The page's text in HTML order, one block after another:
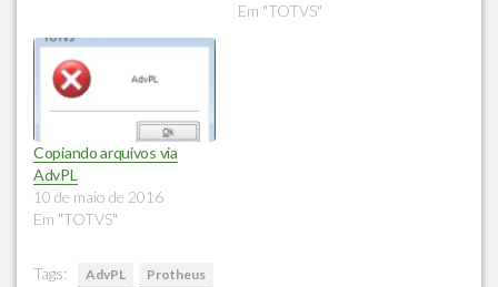
Em "TOTVS"
Copiando arquivos via
AdvPL
10 de maio de 2016
Em "TOTVS"
Tags: AdvPL Protheus